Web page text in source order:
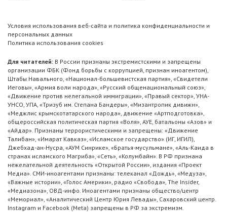
Условия использования веб-сайта и политика конфиденциальности и
персональных данных
Политика использования cookies
Для читателей: В России признаны экстремистскими и запрещены
организации ФБК (Фонд борьбы с коррупцией, признан иноагентом),
Штабы Навального, «Национал-большевистская партия», «Свидетели
Иеговы», «Армия воли народа», «Русский общенациональный союз»,
«Движение против нелегальной иммиграции», «Правый сектор», УНА-
УНСО, УПА, «Тризуб им. Степана Бандеры», «Мизантропик дивижн»,
«Меджлис крымскотатарского народа», движение «Артподготовка»,
общероссийская политическая партия «Воля», АУЕ, батальоны «Азов» и
«Айдар». Признаны террористическими и запрещены: «Движение
Талибан», «Имарат Кавказ», «Исламское государство» (ИГ, ИГИЛ),
Джебхад-ан-Нусра, «АУМ Синрике», «Братья-мусульмане», «Аль-Каида в
странах исламского Магриба», «Сеть», «Колумбайн». В РФ признана
нежелательной деятельность «Открытой России», издания «Проект
Медиа». СМИ-иноагентами признаны: телеканал «Дождь», «Медуза»,
«Важные истории», «Голос Америки», радио «Свобода», The Insider,
«Медиазона», ОВД-инфо. Иноагентами признаны общество/центр
«Мемориал», «Аналитический Центр Юрия Левады», Сахаровский центр.
Instagram и Facebook (Metа) запрещены в РФ за экстремизм.